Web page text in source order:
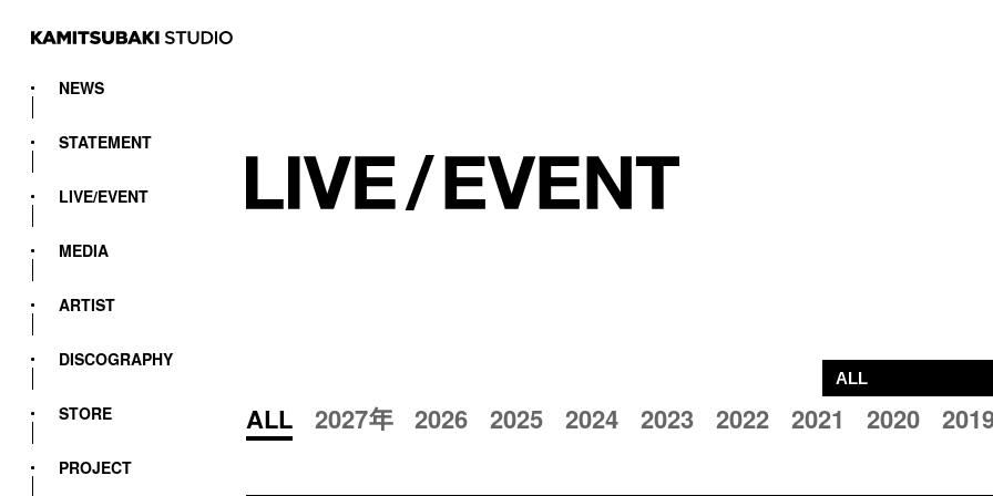
NEWS
STATEMENT
LIVE/EVENT
MEDIA
ARTIST
DISCOGRAPHY
STORE
PROJECT
ALL 2027年 2026 2025 2024 2023 2022 2021 2020